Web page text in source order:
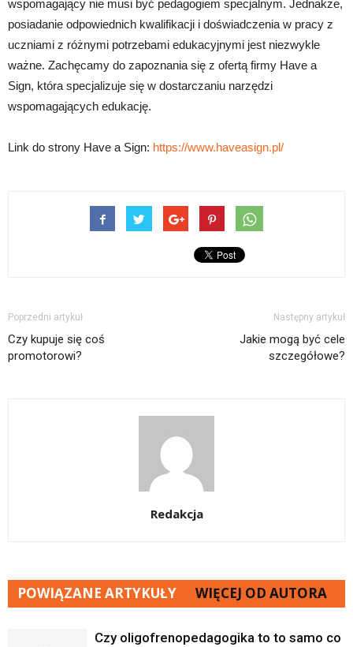
wspomagający nie musi być pedagogiem specjalnym. Jednakże,
posiadanie odpowiednich kwalifikacji i doświadczenia w pracy z
uczniami z różnymi potrzebami edukacyjnymi jest niezwykle
ważne. Zachęcamy do zapoznania się z ofertą firmy Have a
Sign, która specjalizuje się w dostarczaniu narzędzi
wspomagających edukację.
Link do strony Have a Sign: https://www.haveasign.pl/
Poprzedni artykuł
Czy kupuje się coś
promotorowi?
Następny artykuł
Jakie mogą być cele
szczegółowe?
Redakcja
POWIĄZANE ARTYKUŁY WIĘCEJ OD AUTORA
Czy oligofrenopedagogika to to samo co